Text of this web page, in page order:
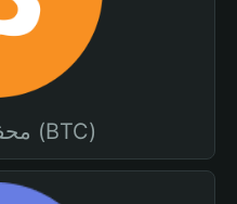
محفظة بيتكوين (BTC)